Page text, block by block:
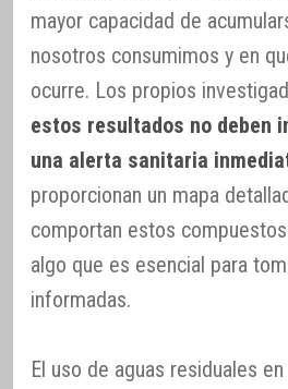
mayor capacidad de
nosotros consumimos y en
ocurre. Los propios
estos resultados no deben
una alerta sanitaria
proporcionan un mapa
comportan estos
algo que es esencial para
informadas.
El uso de aguas residuales